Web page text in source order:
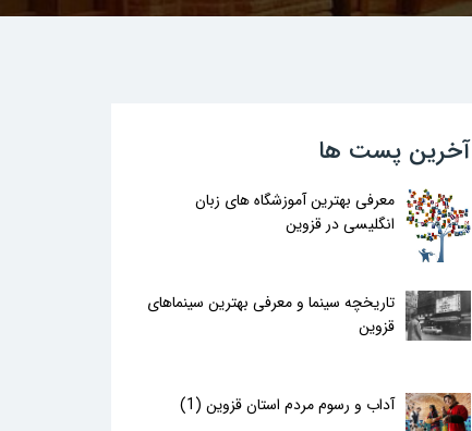
آخرین پست ها
معرفی بهترین آموزشگاه های زبان
انگلیسی در قزوین
تاریخچه سینما و معرفی بهترین سینماهای
قزوین
آداب و رسوم مردم استان قزوین (1)